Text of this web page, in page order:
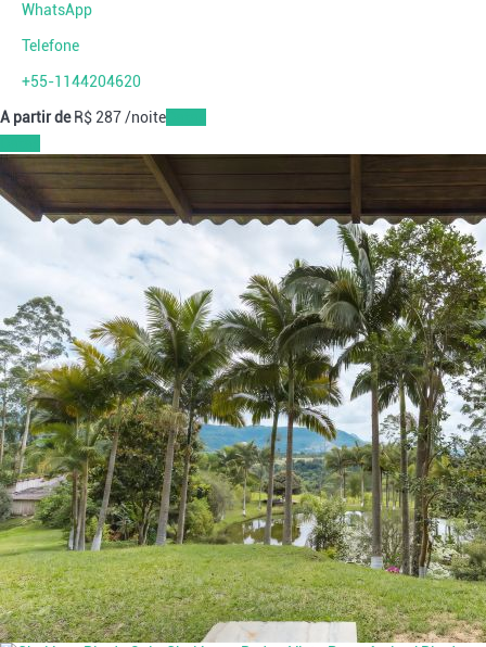
WhatsApp
Telefone
+55-1144204620
A partir deR$ 287/noite